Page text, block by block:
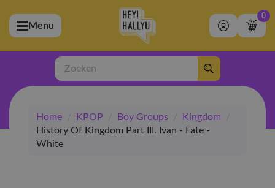
(Artiesten)
(Merchandise)
(Exclusive)
(Winkel)
Menu
0
Zoeken
Home / KPOP / Boy Groups / Kingdom
/
History Of Kingdom Part III. Ivan - Fate -
White